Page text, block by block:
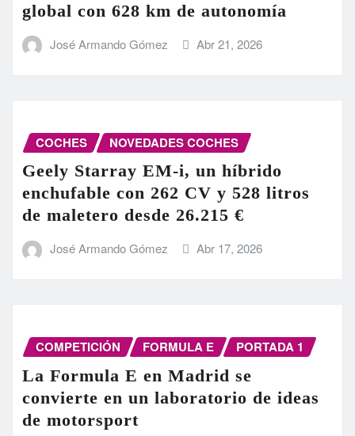
global con 628 km de autonomía
José Armando Gómez Abr 21, 2026
COCHES NOVEDADES COCHES
Geely Starray EM-i, un híbrido
enchufable con 262 CV y 528 litros
de maletero desde 26.215 €
José Armando Gómez Abr 17, 2026
COMPETICIÓN FORMULA E PORTADA 1
La Formula E en Madrid se
convierte en un laboratorio de ideas
de motorsport